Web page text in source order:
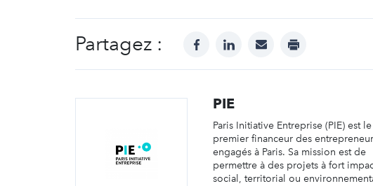
Partagez : facebooklinkedinmail print
PIE
Paris Initiative Entreprise (PIE) est le
premier financeur des
engagés à Paris. Sa mission est de
permettre à des projets à fort
social, territorial ou